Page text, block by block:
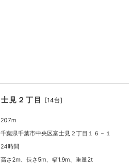
見２丁目 [14台]
207m
千葉県千葉市中央区富士見２丁目１６－１
24時間
高さ2m、長さ5m、幅1.9m、重量2t